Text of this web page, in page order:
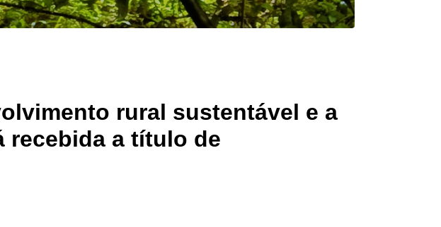
rural sustentável e a
recebida a título de